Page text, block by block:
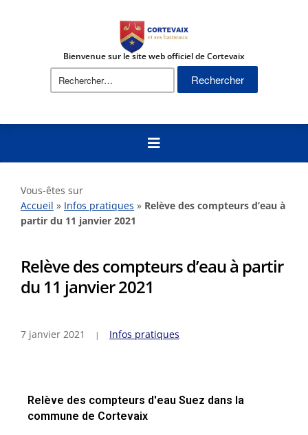
Bienvenue sur le site web officiel de Cortevaix
Vous-êtes sur
Accueil » Infos pratiques » Relève des compteurs d’eau à
partir du 11 janvier 2021
Relève des compteurs d’eau à partir
du 11 janvier 2021
7 janvier 2021 Infos pratiques
Relève des compteurs d'eau Suez dans la
commune de Cortevaix